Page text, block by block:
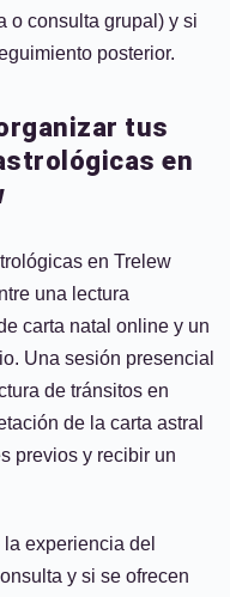
o consulta grupal) y si
posterior.
tus
en
en Trelew
una lectura
carta natal online y un
Una sesión presencial
de tránsitos en
de la carta astral
previos y recibir un
experiencia del
y si se ofrecen